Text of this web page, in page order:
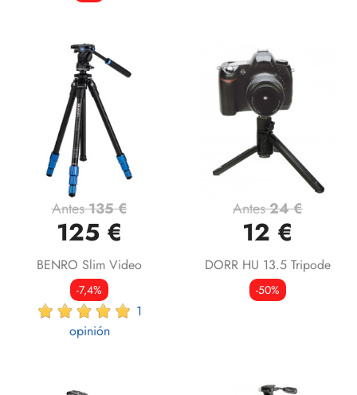
Antes135 €
125 €
BENRO Slim Video
-7,4%
1
opinión
Antes24 €
12 €
DORR HU 13.5 Tripode
-50%